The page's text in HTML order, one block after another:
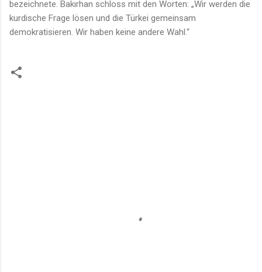
bezeichnete. Bakırhan schloss mit den Worten: „Wir werden die
kurdische Frage lösen und die Türkei gemeinsam
demokratisieren. Wir haben keine andere Wahl.“